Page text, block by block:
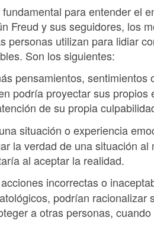
para entender el
Freud y sus seguidores, los
personas utilizan para lidiar
Son los siguientes:
pensamientos, sentimientos
podría proyectar sus propios
de su propia
situación o experiencia
la verdad de una situación
al aceptar la realidad.
incorrectas o
podrían racionalizar
a otras personas,